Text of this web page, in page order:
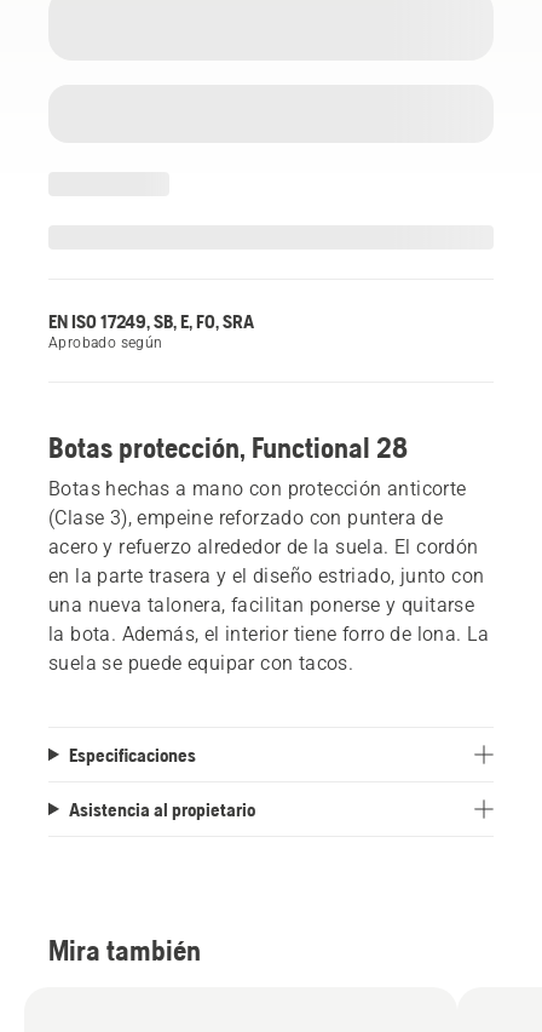
EN ISO 17249, SB, E, FO, SRA
Aprobado según
Botas protección, Functional 28
Botas hechas a mano con protección anticorte
(Clase 3), empeine reforzado con puntera de
acero y refuerzo alrededor de la suela. El cordón
en la parte trasera y el diseño estriado, junto con
una nueva talonera, facilitan ponerse y quitarse
la bota. Además, el interior tiene forro de lona. La
suela se puede equipar con tacos.
Especificaciones
Asistencia al propietario
Mira también